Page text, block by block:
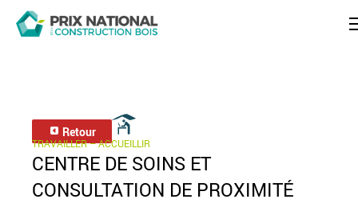
Retour
TRAVAILLER – ACCUEILLIR
CENTRE DE SOINS ET
CONSULTATION DE PROXIMITÉ